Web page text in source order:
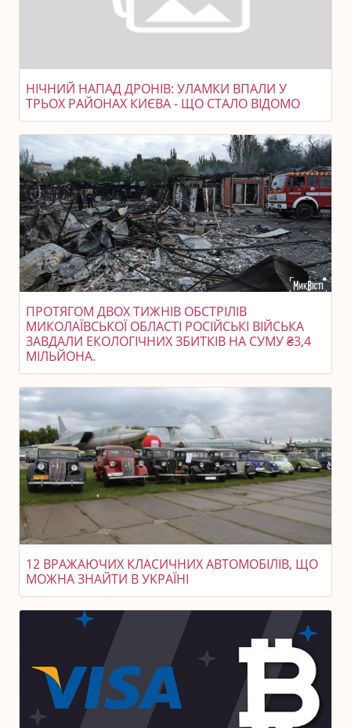
НІЧНИЙ НАПАД ДРОНІВ: УЛАМКИ ВПАЛИ У
ТРЬОХ РАЙОНАХ КИЄВА - ЩО СТАЛО ВІДОМО
ПРОТЯГОМ ДВОХ ТИЖНІВ ОБСТРІЛІВ
МИКОЛАЇВСЬКОЇ ОБЛАСТІ РОСІЙСЬКІ ВІЙСЬКА
ЗАВДАЛИ ЕКОЛОГІЧНИХ ЗБИТКІВ НА СУМУ ₴3,4
МІЛЬЙОНА.
12 ВРАЖАЮЧИХ КЛАСИЧНИХ АВТОМОБІЛІВ, ЩО
МОЖНА ЗНАЙТИ В УКРАЇНІ